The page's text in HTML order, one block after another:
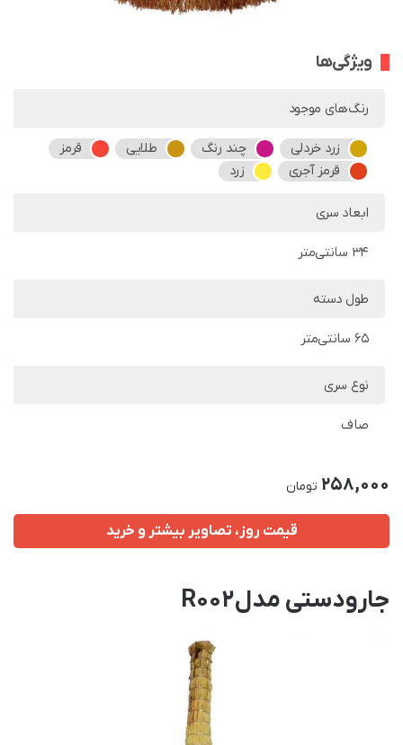
ویژگی‌ها
رنگ‌های موجود
زرد خردلی چند رنگ طلایی
قرمز
قرمز آجری
زرد
ابعاد سری
34 سانتی‌متر
طول دسته
65 سانتی‌متر
نوع سری
صاف
258,000 تومان
قیمت روز، تصاویر بیشتر و خرید
جارودستی مدلR002